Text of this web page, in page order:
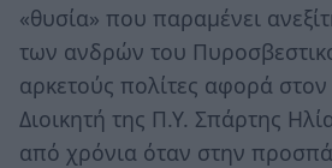
«θυσία» που παραμένει
των ανδρών του
αρκετούς πολίτες αφορά
Διοικητή της Π.Υ. Σπάρτης
από χρόνια όταν στην